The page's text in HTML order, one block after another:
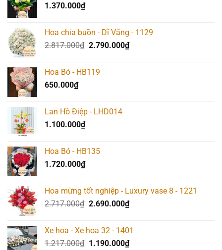
1.370.000₫
Hoa chia buồn - Dĩ Vãng - 1129
2.817.000₫ Giá
2.817.000₫.
2.790.000₫Giá
Hoa Bó - HB119
650.000₫
Lan Hồ Điệp - LHD014
1.100.000₫
Hoa Bó - HB135
1.720.000₫
Hoa mừng tốt nghiệp - Luxury vase 8 - 1221
2.717.000₫ Giá
2.717.000₫.
2.690.000₫Giá
là:
2.690.000₫.
Xe hoa - Xe hoa 32 - 1401
1.217.000₫ Giá
1.190.000₫Giá